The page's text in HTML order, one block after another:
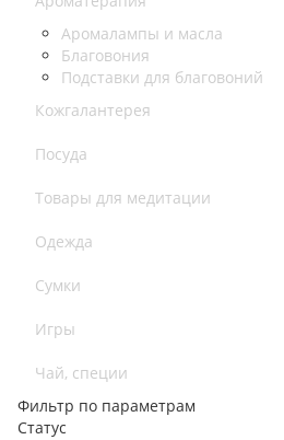
Аромалампы и масла
Благовония
Подставки для благовоний
Кожгалантерея
Посуда
Товары для медитации
Одежда
Сумки
Игры
Чай, специи
Фильтр по параметрам
Статус